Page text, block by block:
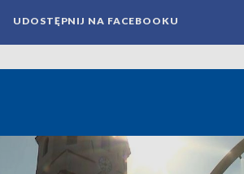
UDOSTĘPNIJ NA FACEBOOKU